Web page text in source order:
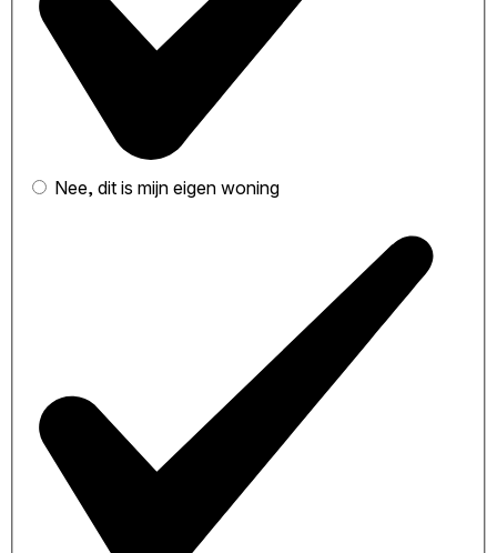
Nee, dit is mijn eigen woning